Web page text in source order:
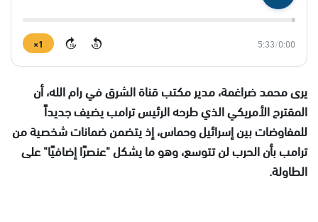
0:00
/
5:33
15
15
1×
يرى محمد ضراغمة، مدير مكتب قناة الشرق في رام الله، أن
المقترح الأمريكي الذي طرحه الرئيس ترامب يضيف جديداً
للمفاوضات بين إسرائيل وحماس، إذ يتضمن ضمانات شخصية من
ترامب بأن الحرب لن تتوسع، وهو ما يشكل "عنصرًا إضافيًا" على
الطاولة.